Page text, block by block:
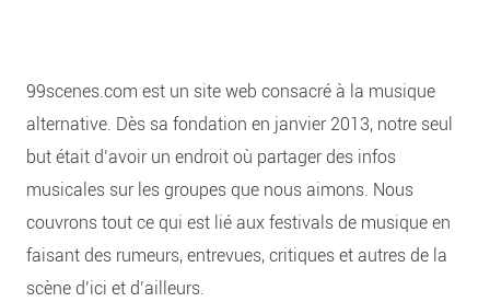
99scenes.com est un site web consacré à la musique
alternative. Dès sa fondation en janvier 2013, notre seul
but était d’avoir un endroit où partager des infos
musicales sur les groupes que nous aimons. Nous
couvrons tout ce qui est lié aux festivals de musique en
faisant des rumeurs, entrevues, critiques et autres de la
scène d’ici et d’ailleurs.